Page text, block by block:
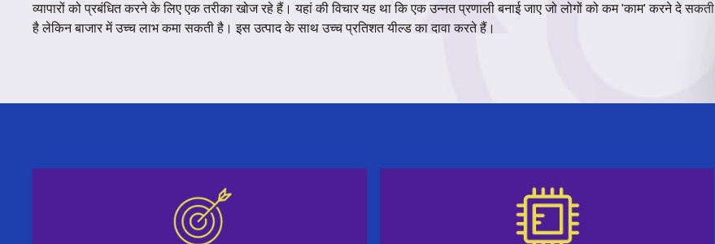
व्यापारों को प्रबंधित करने के लिए एक तरीका खोज रहे हैं। यहां की विचार यह था कि एक उन्नत प्रणाली बनाई जाए जो लोगों को कम 'काम' करने दे सकती
है लेकिन बाजार में उच्च लाभ कमा सकती है। इस उत्पाद के साथ उच्च प्रतिशत यील्ड का दावा करते हैं।